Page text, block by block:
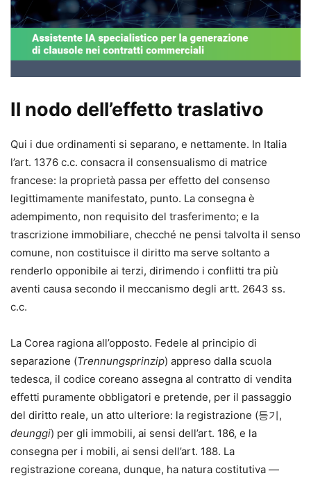
ristrutturazione societaria
Il nodo dell’effetto traslativo
Qui i due ordinamenti si separano, e nettamente. In Italia
l’art. 1376 c.c. consacra il consensualismo di matrice
francese: la proprietà passa per effetto del consenso
legittimamente manifestato, punto. La consegna è
adempimento, non requisito del trasferimento; e la
trascrizione immobiliare, checché ne pensi talvolta il senso
comune, non costituisce il diritto ma serve soltanto a
renderlo opponibile ai terzi, dirimendo i conflitti tra più
aventi causa secondo il meccanismo degli artt. 2643 ss.
c.c.
La Corea ragiona all’opposto. Fedele al principio di
separazione (Trennungsprinzip) appreso dalla scuola
tedesca, il codice coreano assegna al contratto di vendita
effetti puramente obbligatori e pretende, per il passaggio
del diritto reale, un atto ulteriore: la registrazione (등기,
deunggi) per gli immobili, ai sensi dell’art. 186, e la
consegna per i mobili, ai sensi dell’art. 188. La
registrazione coreana, dunque, ha natura costitutiva —